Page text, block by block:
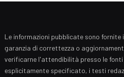
Le informazioni pubblicate sono fornite
garanzia di correttezza o
verificarne l'attendibilità presso le fonti
esplicitamente specificato, i testi